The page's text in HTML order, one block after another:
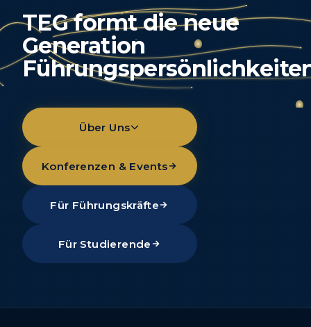
TEG formt die neue
Generation
Über Uns
Konferenzen & Events
Für Führungskräfte
Für Studierende